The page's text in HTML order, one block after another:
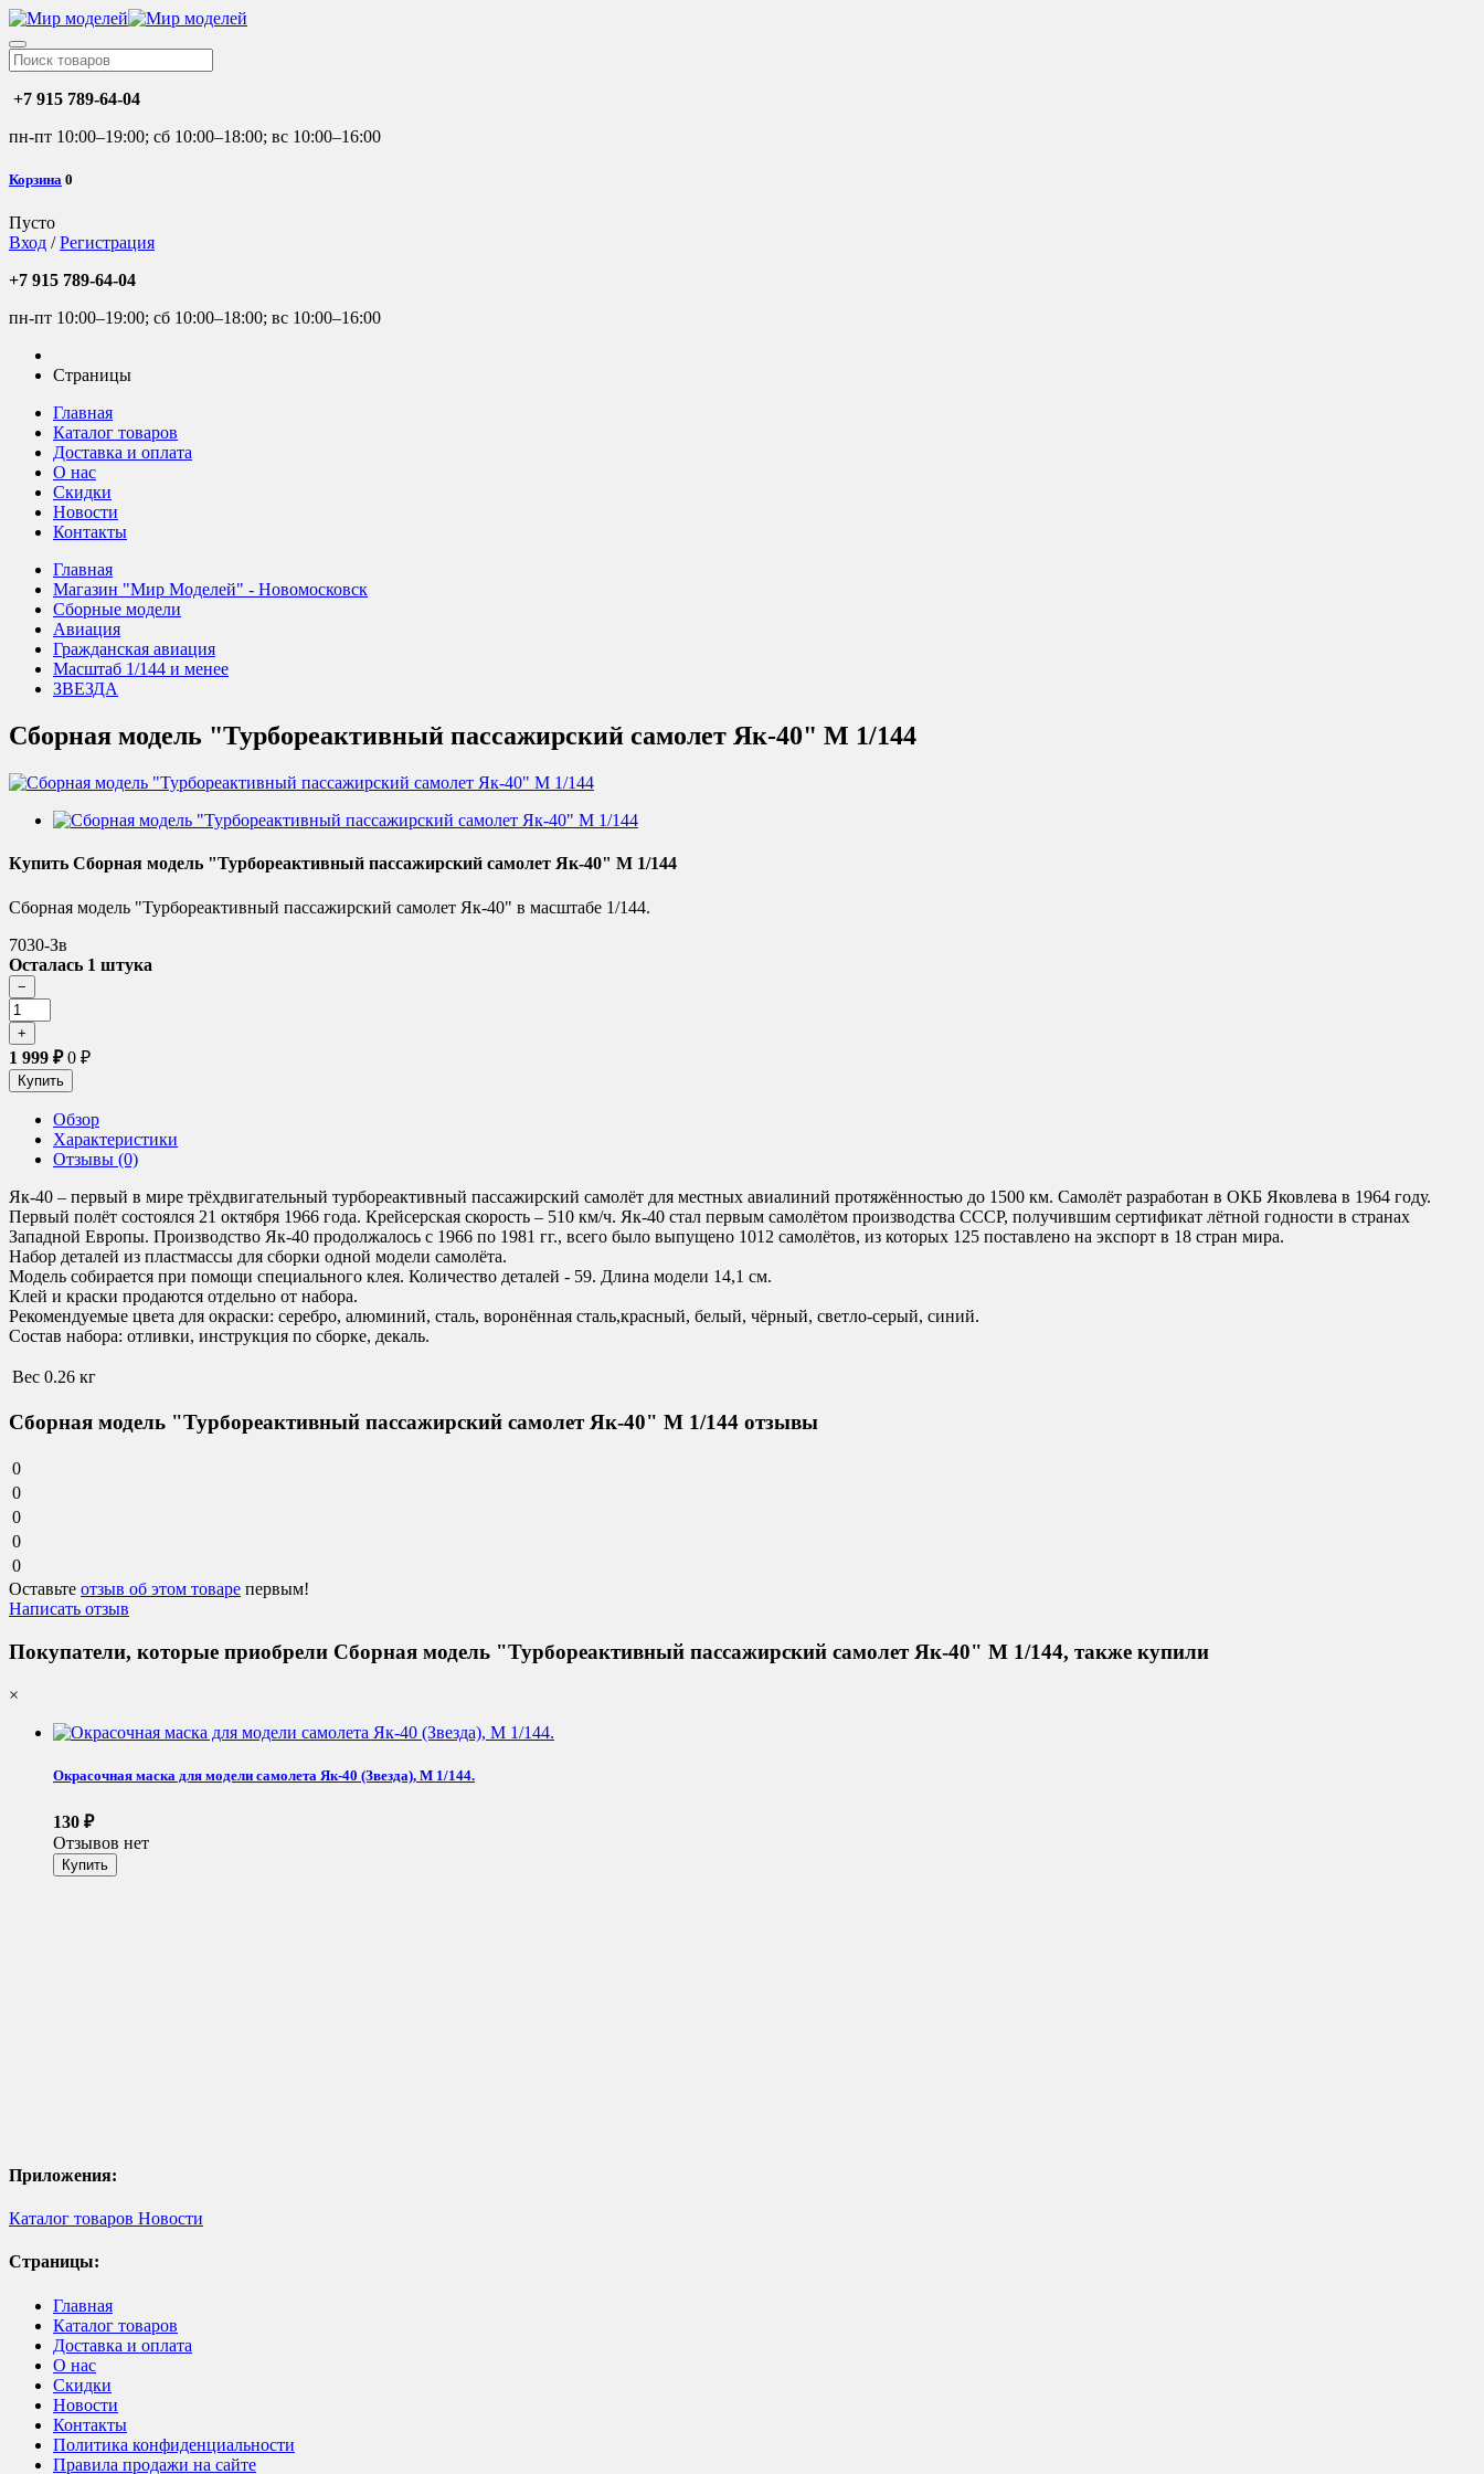
+7 915 789-64-04
пн-пт 10:00–19:00; сб 10:00–18:00; вс 10:00–16:00
Корзина 0
Пусто
Вход /Регистрация
+7 915 789-64-04
пн-пт 10:00–19:00; сб 10:00–18:00; вс 10:00–16:00
Страницы
Главная
Каталог товаров
Доставка и оплата
О нас
Скидки
Новости
Контакты
Главная
Магазин "Мир Моделей" - Новомосковск
Сборные модели
Авиация
Гражданская авиация
Масштаб 1/144 и менее
ЗВЕЗДА
Сборная модель "Турбореактивный пассажирский самолет Як-40" М 1/144
Купить Сборная модель "Турбореактивный пассажирский самолет Як-40" М 1/144
Сборная модель "Турбореактивный пассажирский самолет Як-40" в масштабе 1/144.
7030-Зв
Осталась 1 штука
1 999 ₽0 ₽
Обзор
Характеристики
Отзывы (0)
Як-40 – первый в мире трёхдвигательный турбореактивный пассажирский самолёт для местных авиалиний протяжённостью до 1500 км. Самолёт разработан в ОКБ Яковлева в 1964 году.
Первый полёт состоялся 21 октября 1966 года. Крейсерская скорость – 510 км/ч. Як-40 стал первым самолётом производства СССР, получившим сертификат лётной годности в странах
Западной Европы. Производство Як-40 продолжалось с 1966 по 1981 гг., всего было выпущено 1012 самолётов, из которых 125 поставлено на экспорт в 18 стран мира.
Набор деталей из пластмассы для сборки одной модели самолёта.
Модель собирается при помощи специального клея. Количество деталей - 59. Длина модели 14,1 см.
Клей и краски продаются отдельно от набора.
Рекомендуемые цвета для окраски: серебро, алюминий, сталь, воронённая сталь,красный, белый, чёрный, светло-серый, синий.
Состав набора: отливки, инструкция по сборке, декаль.
Вес 0.26 кг
Сборная модель "Турбореактивный пассажирский самолет Як-40" М 1/144 отзывы
0
0
0
0
0
Оставьте отзыв об этом товаре первым!
Написать отзыв
Покупатели, которые приобрели Сборная модель "Турбореактивный пассажирский самолет Як-40" М 1/144, также купили
×
Окрасочная маска для модели самолета Як-40 (Звезда), М 1/144.
130 ₽
Отзывов нет
Приложения:
Каталог товаров Новости
Страницы:
Главная
Каталог товаров
Доставка и оплата
О нас
Скидки
Новости
Контакты
Политика конфиденциальности
Правила продажи на сайте